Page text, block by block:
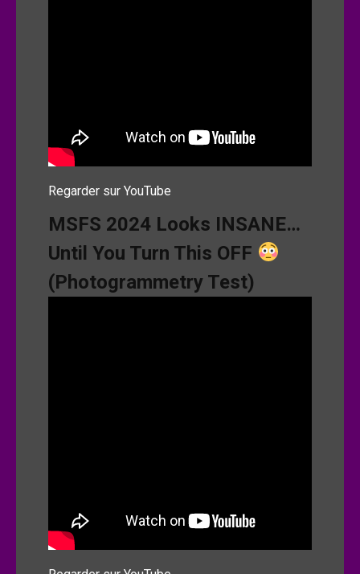
Regarder sur YouTube
MSFS 2024 Looks INSANE…
Until You Turn This OFF
(Photogrammetry Test)